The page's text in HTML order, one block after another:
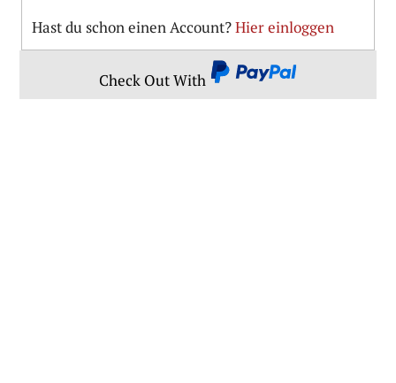
Hast du schon einen Account?Hier einloggen
Check Out With